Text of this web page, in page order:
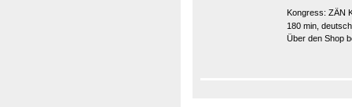
Kongress: ZÄN
180 min, deutsch
Über den Shop